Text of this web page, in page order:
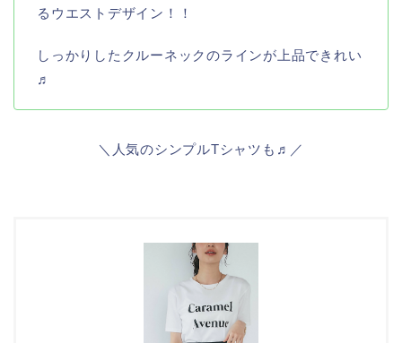
るウエストデザイン！！
しっかりしたクルーネックのラインが上品できれい
♬
＼人気のシンプルTシャツも♬／